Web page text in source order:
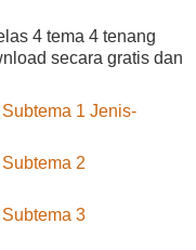
4 tema 4 tenang
secara gratis dan
Subtema 1 Jenis-
Subtema 2
Subtema 3